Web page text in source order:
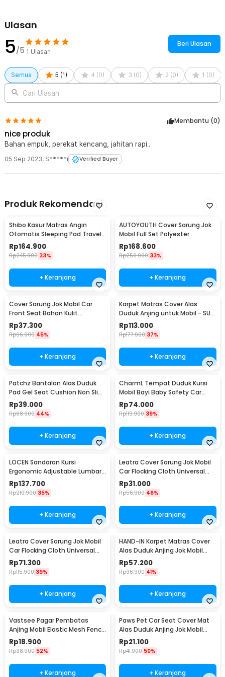
Rincian yang Anda dapatkan untuk pembelian produk ini:
1 x KAHNOS Cover Sabuk Pengaman Mobil Car Seatbelt Padding
- KH2252
Ulasan
5/5 1 Ulasan
Beri Ulasan
Semua 5 (1 ) 4 (0) 3 (0) 2 (0) 1 (0)
Cari Ulasan
Membantu (0)
nice produk
Bahan empuk, perekat kencang, jahitan rapi..
05 Sep 2023, S*****i Verified Buyer
Produk Rekomendasi
Shibo Kasur Matras Angin
Otomatis Sleeping Pad Travel
Single with Pump - SB502
Rp164.900
Rp245.900 33%
+ Keranjang
AUTOYOUTH Cover Sarung Jok
Mobil Full Set Polyester
Universal Premium - R10
Rp168.600
Rp250.900 33%
+ Keranjang
Cover Sarung Jok Mobil Car
Front Seat Bahan Kulit
Breathable - S10
Rp37.300
Rp66.900 45%
+ Keranjang
Karpet Matras Cover Alas
Duduk Anjing untuk Mobil - SUV
YG01
Rp113.000
Rp177.900 37%
+ Keranjang
Patchz Bantalan Alas Duduk
Pad Gel Seat Cushion Non Slip
Ultra Elastic - SC-015
Rp39.000
Rp68.900 44%
+ Keranjang
CharmL Tempat Duduk Kursi
Mobil Bayi Baby Safety Car
Seat - LAD05
Rp74.000
Rp119.900 39%
+ Keranjang
LOCEN Sandaran Kursi
Ergonomic Adjustable Lumbar
Back Support - TY3120
Rp137.700
Rp210.900 35%
+ Keranjang
Leatra Cover Sarung Jok Mobil
Car Flocking Cloth Universal
Premium Front - S15
Rp31.000
Rp56.900 46%
+ Keranjang
Leatra Cover Sarung Jok Mobil
Car Flocking Cloth Universal
Premium Rear - S15
Rp71.300
Rp115.900 39%
+ Keranjang
HAND-IN Karpet Matras Cover
Alas Duduk Anjing Jok Mobil
Waterproof - SUV YG02
Rp57.200
Rp96.900 41%
+ Keranjang
Vastsee Pagar Pembatas
Anjing Mobil Elastic Mesh Fence
Pet 3 Layer - YG05
Rp18.900
Rp38.900 52%
+ Keranjang
Paws Pet Car Seat Cover Mat
Alas Duduk Anjing Jok Mobil
Waterproof - HIH49
Rp21.100
Rp41.900 50%
+ Keranjang